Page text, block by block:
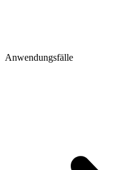
Anwendungsfälle